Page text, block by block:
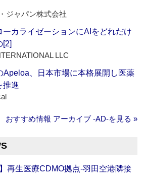
ジャパン株式会社
カライゼーションにAIをどれだけ
[2]
LLC
Apeloa、日本市場に本格展開し医薬
推進
おすすめ情報 アーカイブ ‐AD‐を見る »
再生医療CDMO拠点‐羽田空港隣接